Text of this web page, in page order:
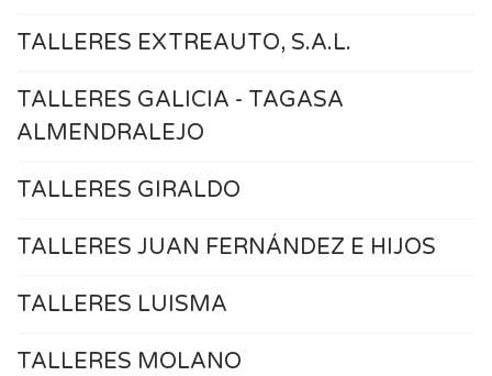
TALLERES EXTREAUTO, S.A.L.
TALLERES GALICIA - TAGASA
ALMENDRALEJO
TALLERES GIRALDO
TALLERES JUAN FERNÁNDEZ E HIJOS
TALLERES LUISMA
TALLERES MOLANO